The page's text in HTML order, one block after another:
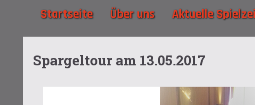
Startseite Über uns Aktuelle
Spargeltour am 13.05.2017